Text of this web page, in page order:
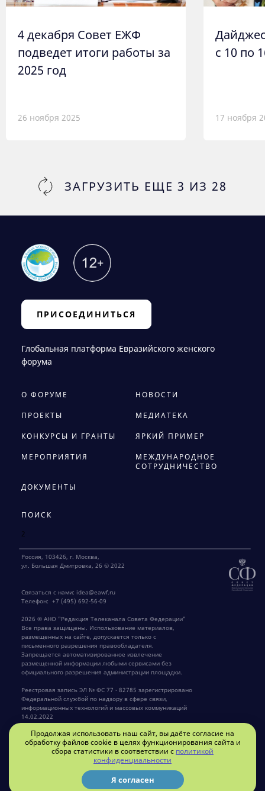
4 декабря Совет ЕЖФ
подведет итоги работы за
2025 год
26 ноября 2025
с 10 по
17 ноября
ЗАГРУЗИТЬ ЕЩЕ 3 ИЗ 28
ПРИСОЕДИНИТЬСЯ
Глобальная платформа Евразийского женского
форума
О ФОРУМЕ НОВОСТИ
ПРОЕКТЫ МЕДИАТЕКА
КОНКУРСЫ И ГРАНТЫ ЯРКИЙ ПРИМЕР
МЕРОПРИЯТИЯ
МЕЖДУНАРОДНОЕ
СОТРУДНИЧЕСТВО
ДОКУМЕНТЫ
ПОИСК
2
2026 © АНО "Редакция Телеканала Совета Федерации"
Все права защищены. Использование материалов,
размещенных на сайте, допускается только с
письменного разрешения правообладателя.
Запрещается автоматизированное извлечение
размещенной информации любыми сервисами без
официального разрешения администрации площадки.
Реестровая запись ЭЛ № ФС 77 - 82785 зарегистрировано
Федеральной службой по надзору в сфере связи,
информационных технологий и массовых коммуникаций
14.02.2022
Главный редактор Крылов Г.В.
Россия, 103426, г. Москва,
ул. Большая Дмитровка, 26 © 2022
Связаться с нами: idea@eawf.ru
Телефон: +7 (495) 692-56-09
Продолжая использовать наш сайт, вы даёте согласие на
обработку файлов cookie в целях функционирования сайта и
сбора статистики в соответствии с политикой
конфиденциальности
Я согласен